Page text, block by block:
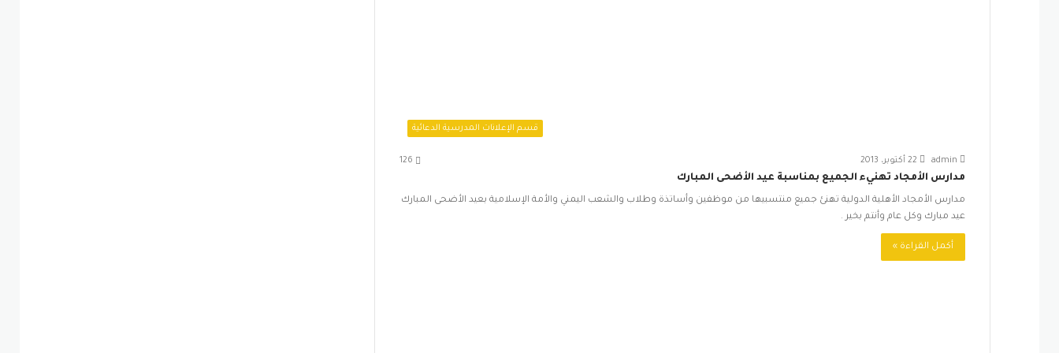
قسم الإعلانات المدرسية الدعائية
admin 22 أكتوبر، 2013 126
مدارس الأمجاد تهنيء الجميع بمناسبة عيد الأضحى المبارك
مدارس الأمجاد الأهلية الدولية تهنئ جميع منتسبيها من موظفين وأساتذة وطلاب والشعب اليمني والأمة الإسلامية بعيد الأضحى المبارك
عيد مبارك وكل عام وأنتم بخير .
أكمل القراءة »